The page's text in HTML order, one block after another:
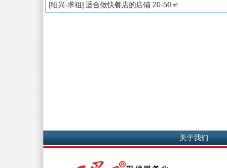
[绍兴-求租] 适合做快餐店的店铺 20-50㎡
关于我们